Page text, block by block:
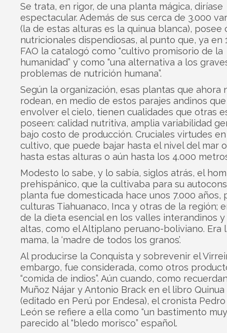
Se trata, en rigor, de una planta mágica, diríase
espectacular. Además de sus cerca de 3.000
(la de estas alturas es la quinua blanca), posee
nutricionales dispendiosas, al punto que, ya en
FAO la catalogó como “cultivo promisorio de la
humanidad” y como “una alternativa a los
problemas de nutrición humana”.
Según la organización, esas plantas que ahora
rodean, en medio de estos parajes andinos
envolver el cielo, tienen cualidades que otras
poseen: calidad nutritiva, amplia variabilidad
bajo costo de producción. Cruciales virtudes
cultivo, que puede bajar hasta el nivel del mar
hasta estas alturas o aún hasta los 4.000
Modesto lo sabe, y lo sabía, siglos atrás, el
prehispánico, que la cultivaba para su
planta fue domesticada hace unos 7.000 años,
culturas Tiahuanaco, Inca y otras de la región;
de la dieta esencial en los valles interandinos
altas, como el Altiplano peruano-boliviano. Era
mama, la ‘madre de todos los granos’.
Al producirse la Conquista y sobrevenir el
embargo, fue considerada, como otros
“comida de indios”. Aún cuando, como
Muñoz Nájar y Antonio Brack en el libro Quinua
(editado en Perú por Endesa), el cronista Pedro
León se refiere a ella como “un bastimento muy
parecido al “bledo morisco” español.